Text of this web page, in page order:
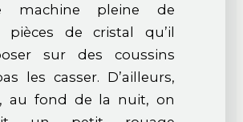
machine pleine de
pièces de cristal qu’il
sur des coussins
les casser. D’ailleurs,
au fond de la nuit, on